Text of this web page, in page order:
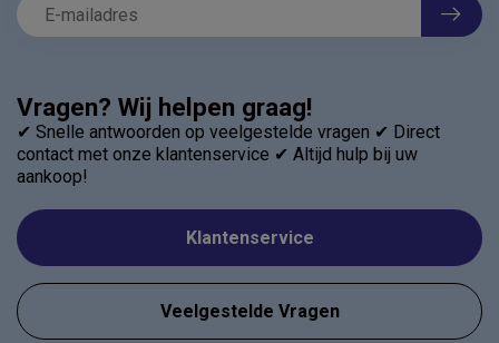
Vragen? Wij helpen graag!
✔ Snelle antwoorden op veelgestelde vragen ✔ Direct
contact met onze klantenservice ✔ Altijd hulp bij uw
aankoop!
Klantenservice
Veelgestelde Vragen